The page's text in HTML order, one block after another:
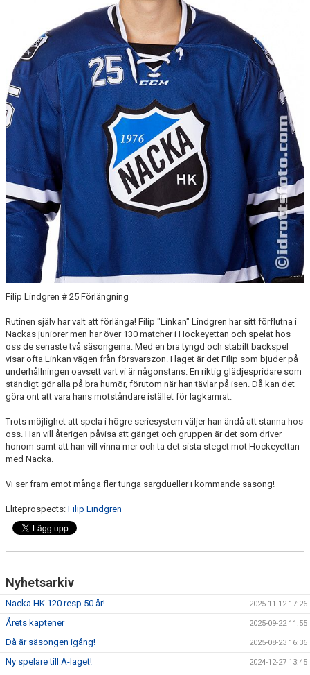
MATCHER
HOCKEYTVÅAN ÖSTRA
Filip Lindgren # 25 Förlängning
Rutinen själv har valt att förlänga! Filip "Linkan" Lindgren har sitt förflutna i
Nackas juniorer men har över 130 matcher i Hockeyettan och spelat hos
oss de senaste två säsongerna. Med en bra tyngd och stabilt backspel
visar ofta Linkan vägen från försvarszon. I laget är det Filip som bjuder på
underhållningen oavsett vart vi är någonstans. En riktig glädjespridare som
ständigt gör alla på bra humör, förutom när han tävlar på isen. Då kan det
göra ont att vara hans motståndare istället för lagkamrat.
Trots möjlighet att spela i högre seriesystem väljer han ändå att stanna hos
oss. Han vill återigen påvisa att gänget och gruppen är det som driver
honom samt att han vill vinna mer och ta det sista steget mot Hockeyettan
med Nacka.
Vi ser fram emot många fler tunga sargdueller i kommande säsong!
Eliteprospects: Filip Lindgren
Nyhetsarkiv
Nacka HK 120 resp 50 år! 2025-11-12 17:26
Årets kaptener 2025-09-22 11:55
Då är säsongen igång! 2025-08-23 16:36
Ny spelare till A-laget! 2024-12-27 13:45